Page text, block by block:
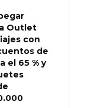
Outlet
con
de
el 65 % y